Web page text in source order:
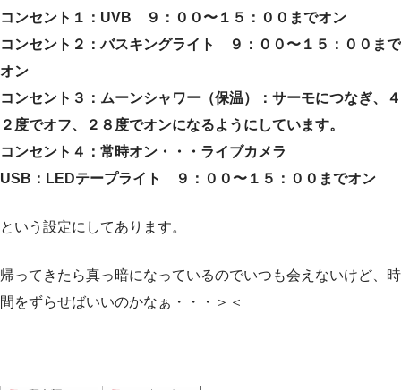
コンセント１：UVB ９：００〜１５：００までオン
コンセント２：バスキングライト ９：００〜１５：００まで
オン
コンセント３：ムーンシャワー（保温）：サーモにつなぎ、４
２度でオフ、２８度でオンになるようにしています。
コンセント４：常時オン・・・ライブカメラ
USB：LEDテープライト ９：００〜１５：００までオン
という設定にしてあります。
帰ってきたら真っ暗になっているのでいつも会えないけど、時
間をずらせばいいのかなぁ・・・＞＜